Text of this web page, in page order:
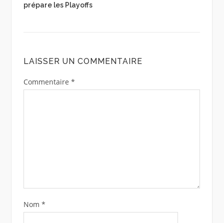
prépare les Playoffs
LAISSER UN COMMENTAIRE
Commentaire *
Nom *